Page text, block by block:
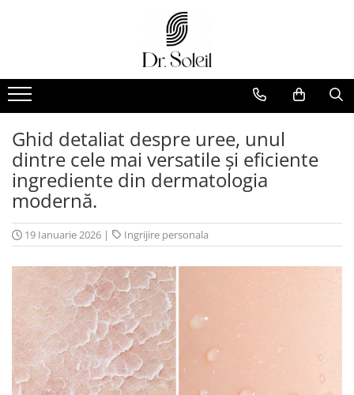
Ghid detaliat despre uree, unul
dintre cele mai versatile și eficiente
ingrediente din dermatologia
modernă.
19 Ianuarie 2026 | Ingrijire personala